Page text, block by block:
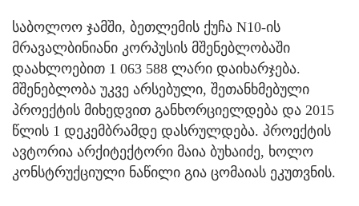
საბოლოო ჯამში, ბეთლემის ქუჩა N10-ის
მრავალბინიანი კორპუსის მშენებლობაში
დაახლოებით 1 063 588 ლარი დაიხარჯება.
მშენებლობა უკვე არსებული, შეთანხმებული
პროექტის მიხედვით განხორციელდება და 2015
წლის 1 დეკემბრამდე დასრულდება. პროექტის
ავტორია არქიტექტორი მაია ბუხაიძე, ხოლო
კონსტრუქციული ნაწილი გია ცომაიას ეკუთვნის.